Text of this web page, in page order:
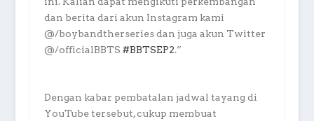
dan berita dari akun Instagram kami
@/boybandtherseries dan juga akun Twitter
@/officialBBTS #BBTSEP2.”
Dengan kabar pembatalan jadwal tayang di
YouTube tersebut, cukup membuat